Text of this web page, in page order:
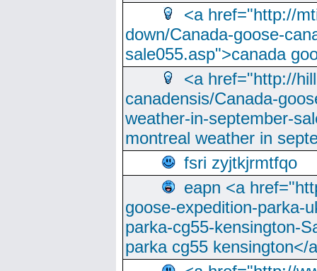
<a href="http://
down/Canada-goose-
sale055.asp">canada
<a href="http://
canadensis/Canada-
weather-in-september-
montreal weather in
fsri zyjtkjrmtfqo
eapn <a
goose-expedition-parka-
parka-cg55-kensington-
parka cg55 kensington</